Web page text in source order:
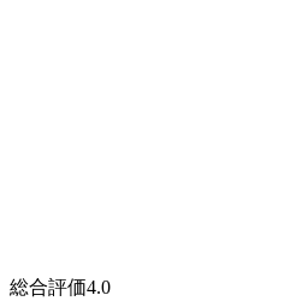
総合評価4.0